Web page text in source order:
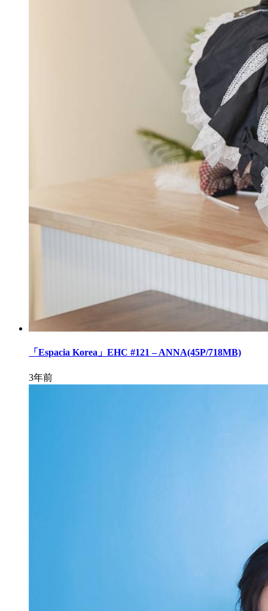
「Espacia Korea」EHC #121 – ANNA(45P/718MB)
3年前